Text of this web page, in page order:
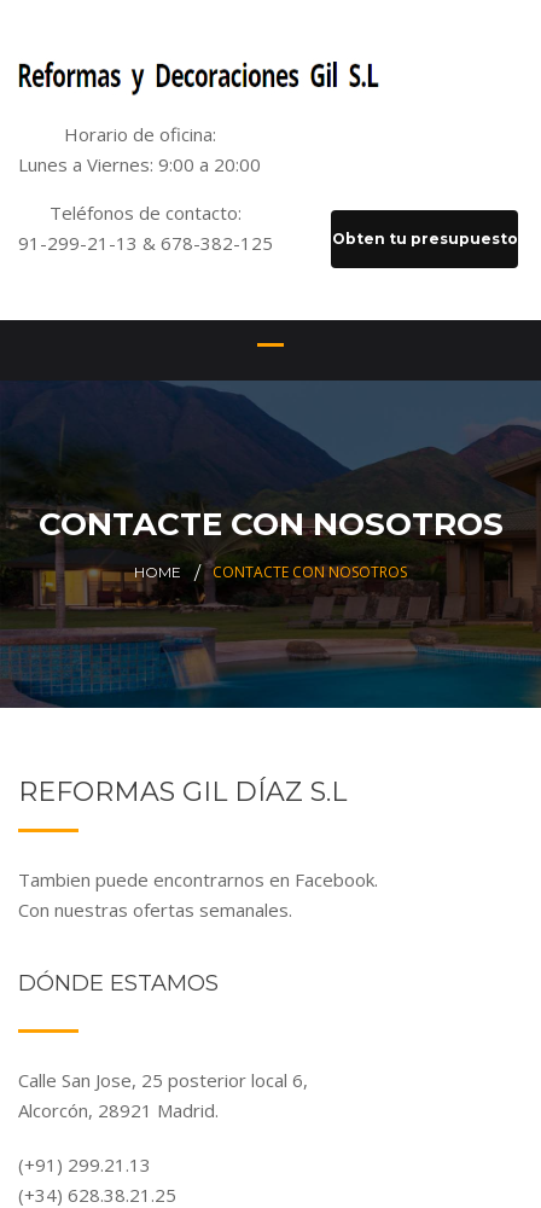
Horario de oficina:
Lunes a Viernes: 9:00 a 20:00
Teléfonos de contacto:
91-299-21-13 & 678-382-125
Obten tu presupuesto
CONTACTE CON NOSOTROS
HOME CONTACTE CON NOSOTROS
REFORMAS GIL DÍAZ S.L
Tambien puede encontrarnos en Facebook.
Con nuestras ofertas semanales.
DÓNDE ESTAMOS
Calle San Jose, 25 posterior local 6,
Alcorcón, 28921 Madrid.
(+91) 299.21.13
(+34) 628.38.21.25